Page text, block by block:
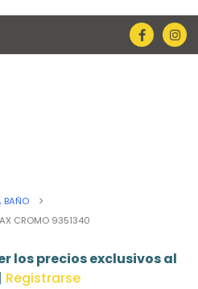
BAÑO
CROMO 9351340
los precios exclusivos al
| Registrarse